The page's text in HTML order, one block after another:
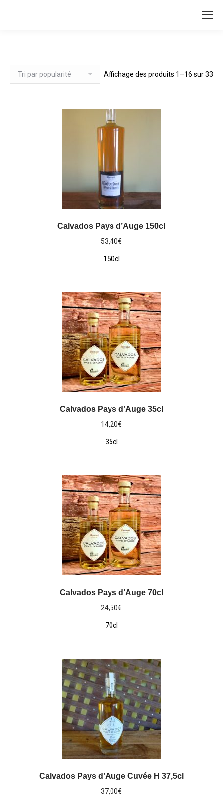
Affichage des produits 1–16 sur 33
Calvados Pays d’Auge 150cl
53,40€
150cl
Calvados Pays d’Auge 35cl
14,20€
35cl
Calvados Pays d’Auge 70cl
24,50€
70cl
Calvados Pays d’Auge Cuvée H 37,5cl
37,00€